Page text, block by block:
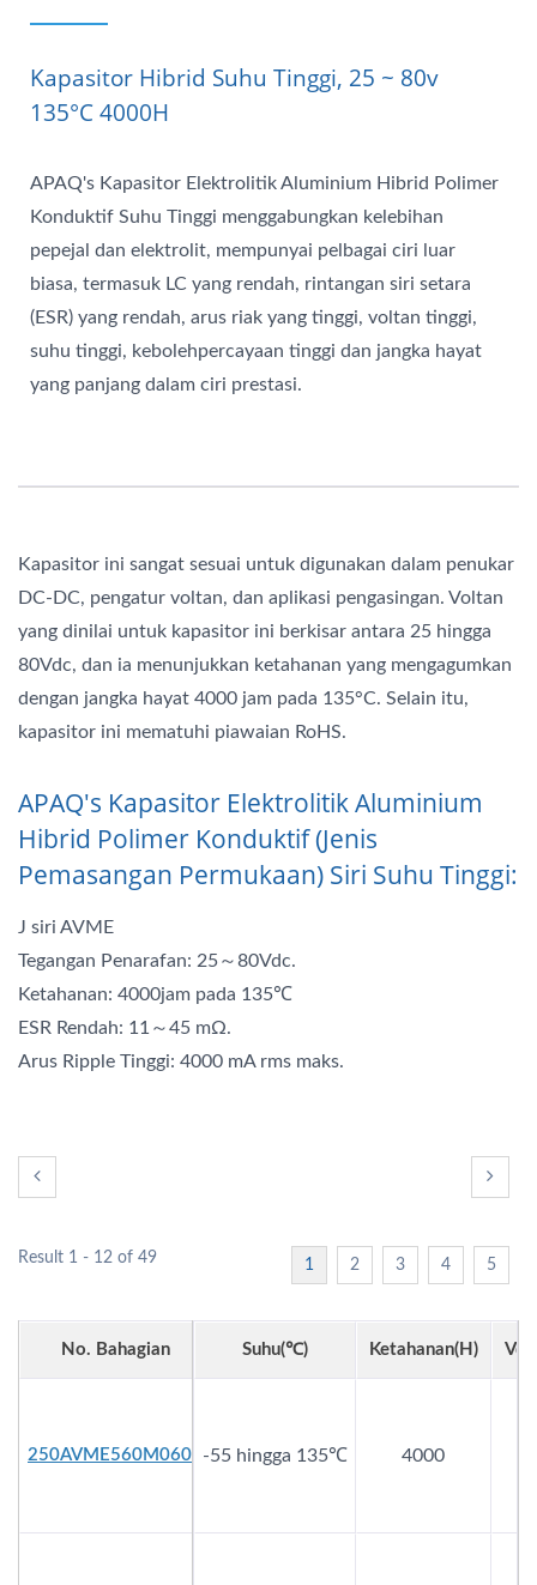
Kapasitor Hibrid Suhu Tinggi, 25 ~ 80v
135°C 4000H
APAQ's Kapasitor Elektrolitik Aluminium Hibrid Polimer
Konduktif Suhu Tinggi menggabungkan kelebihan
pepejal dan elektrolit, mempunyai pelbagai ciri luar
biasa, termasuk LC yang rendah, rintangan siri setara
(ESR) yang rendah, arus riak yang tinggi, voltan tinggi,
suhu tinggi, kebolehpercayaan tinggi dan jangka hayat
yang panjang dalam ciri prestasi.
Kapasitor ini sangat sesuai untuk digunakan dalam penukar
DC-DC, pengatur voltan, dan aplikasi pengasingan. Voltan
yang dinilai untuk kapasitor ini berkisar antara 25 hingga
80Vdc, dan ia menunjukkan ketahanan yang mengagumkan
dengan jangka hayat 4000 jam pada 135°C. Selain itu,
kapasitor ini mematuhi piawaian RoHS.
APAQ's Kapasitor Elektrolitik Aluminium
Hibrid Polimer Konduktif (Jenis
Pemasangan Permukaan) Siri Suhu Tinggi:
J siri AVME
Tegangan Penarafan: 25～80Vdc.
Ketahanan: 4000jam pada 135℃
ESR Rendah: 11～45 mΩ.
Arus Ripple Tinggi: 4000 mA rms maks.
Result 1 - 12 of 49 1 2 3 4 5
Suhu(℃) Ketahanan(h)
-55 hingga 135℃ 4000
No. Bahagian
250AVME560M0606